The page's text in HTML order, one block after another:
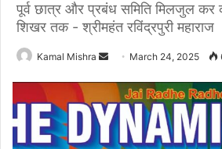
पूर्व छात्र और प्रबंध समिति मिलजुल कर
शिखर तक - श्रीमहंत रविंद्रपुरी महाराज
Kamal Mishra
Send
email
March 24, 2025